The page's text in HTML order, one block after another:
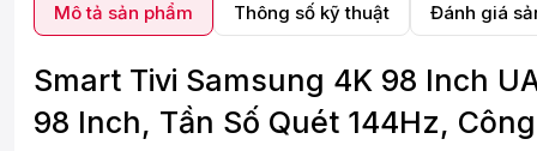
Mô tả sản phẩm Thông số kỹ thuật Đánh giá
Smart Tivi Samsung 4K 98 Inch
98 Inch, Tần Số Quét 144Hz,